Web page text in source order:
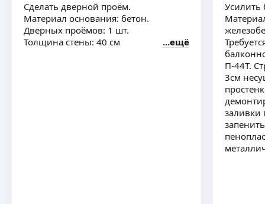
Сделать дверной проём.
Материал основания: бетон.
Дверных проёмов: 1 шт.
Толщина стены: 40 см
ещё
П-44Т.
3см
заливки